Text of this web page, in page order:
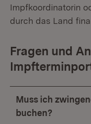
Impfkoordinatorin
durch das Land
Fragen und
Muss ich
buchen?